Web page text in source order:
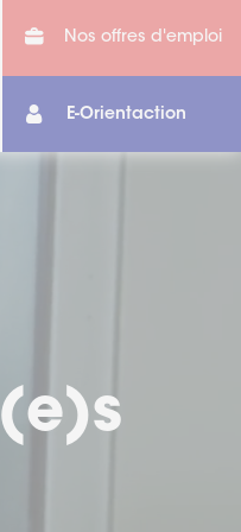
Nos offres d'emploi
E-Orientaction